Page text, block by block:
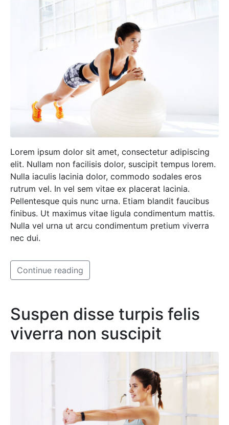
Lorem ipsum dolor sit amet, consectetur adipiscing
elit. Nullam non facilisis dolor, suscipit tempus lorem.
Nulla iaculis lacinia dolor, commodo sodales eros
rutrum vel. In vel sem vitae ex placerat lacinia.
Pellentesque quis nunc urna. Etiam blandit faucibus
finibus. Ut maximus vitae ligula condimentum mattis.
Nulla vel urna ut arcu condimentum pretium viverra
nec dui.
Continue reading
Suspen disse turpis felis
viverra non suscipit